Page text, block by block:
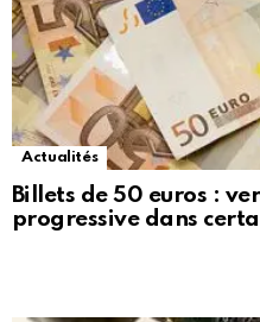
Actualités
Billets de 50 euros :
progressive dans